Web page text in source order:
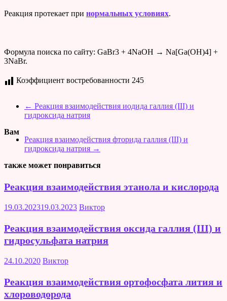
Реакция протекает при нормальных условиях.
Формула поиска по сайту: GaBr3 + 4NaOH → Na[Ga(OH)4] +
3NaBr.
Коэффициент востребованности 245
← Реакция взаимодействия иодида галлия (III) и
гидроксида натрия
Реакция взаимодействия фторида галлия (III) и
гидроксида натрия →
Вам
также может понравиться
Реакция взаимодействия этанола и кислорода
19.03.202319.03.2023 Виктор
Реакция взаимодействия оксида галлия (III) и
гидросульфата натрия
24.10.2020 Виктор
Реакция взаимодействия ортофосфата лития и
хлороводорода